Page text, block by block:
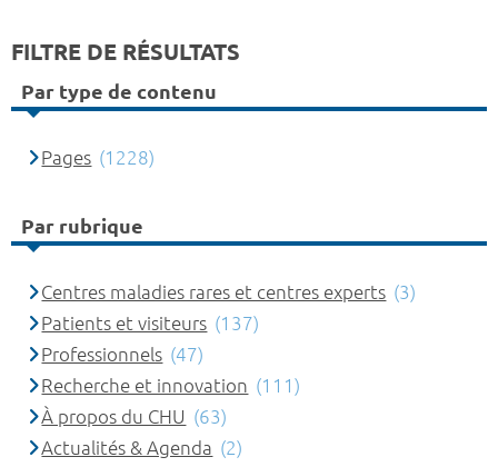
FILTRE DE RÉSULTATS
Par type de contenu
Pages (1228)
Par rubrique
Centres maladies rares et centres experts (3)
Patients et visiteurs (137)
Professionnels (47)
Recherche et innovation (111)
À propos du CHU (63)
Actualités & Agenda (2)